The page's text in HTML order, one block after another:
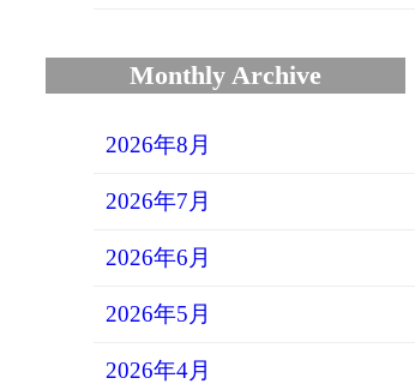
Monthly Archive
2026年8月
2026年7月
2026年6月
2026年5月
2026年4月